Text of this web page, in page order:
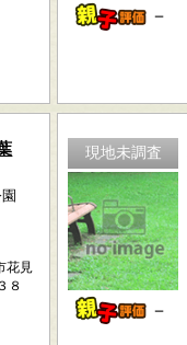
－
花見
８
現地未調査
－